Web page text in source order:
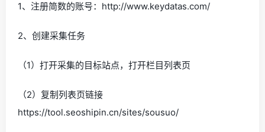
1、注册简数的账号：http://www.keydatas.com/
2、创建采集任务
（1）打开采集的目标站点，打开栏目列表页
（2）复制列表页链接
https://tool.seoshipin.cn/sites/sousuo/